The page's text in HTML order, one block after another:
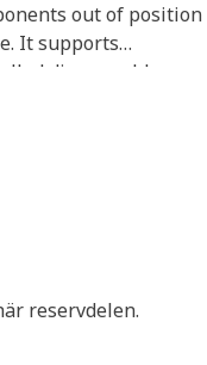
out of position
It supports
disassembly,
tightly fitted parts,
removal, lowers
predictably.
surfaces during
reservdelen.